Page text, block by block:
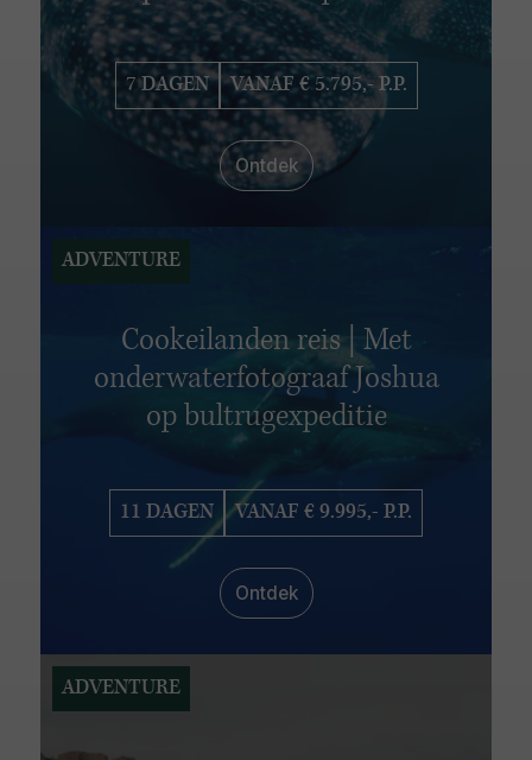
7 DAGEN VANAF € 5.795,- P.P.
Ontdek
Cookeilanden reis | Met
onderwaterfotograaf Joshua
op bultrugexpeditie
11 DAGEN VANAF € 9.995,- P.P.
Ontdek
ADVENTURE
ADVENTURE